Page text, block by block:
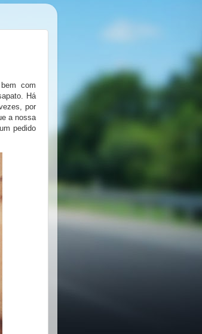
com
Há
por
a nossa
pedido